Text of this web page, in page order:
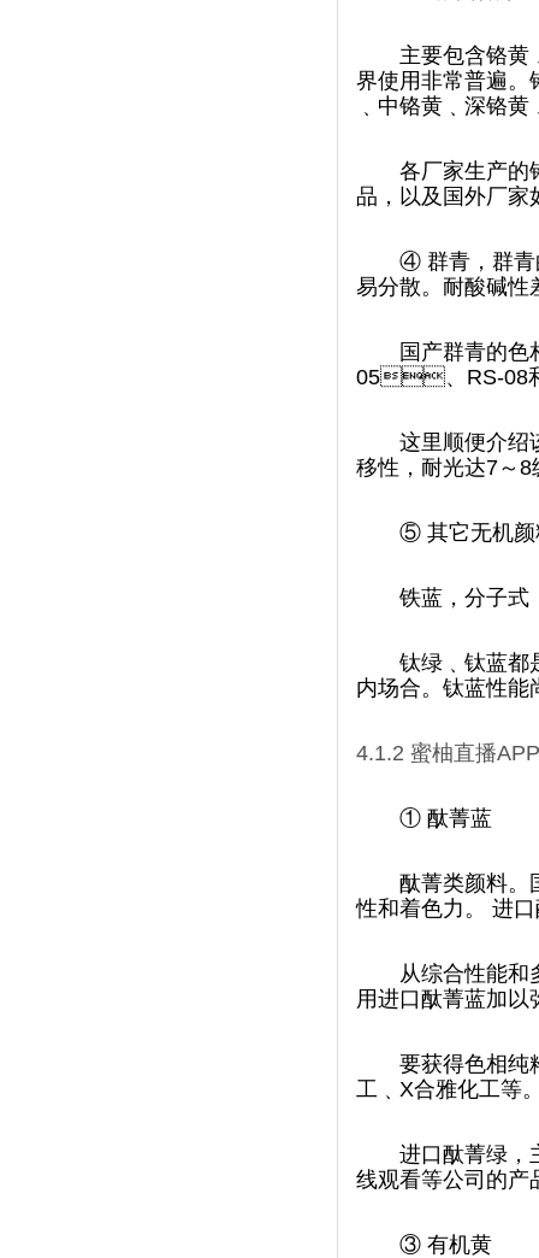
主要包含铬黄﹑
界使用非常普遍
﹑中铬黄﹑深铬黄
各厂家生产的
品，以及国外厂
④ 群青，群
易分散。耐酸碱性
国产群青的色
05、RS-08和
这里顺便介绍该
移性，耐光达7～8
⑤ 其它无机
铁蓝，分子
钛绿﹑钛蓝都
内场合。钛蓝性能
4.1.2 蜜柚直播APP
① 酞菁蓝
酞菁类颜料
性和着色力。
从综合性能和
用进口酞菁蓝加以弥
要获得色相纯
工﹑X合雅化工等
进口酞菁绿
线观看等公司的产品
③ 有机黄